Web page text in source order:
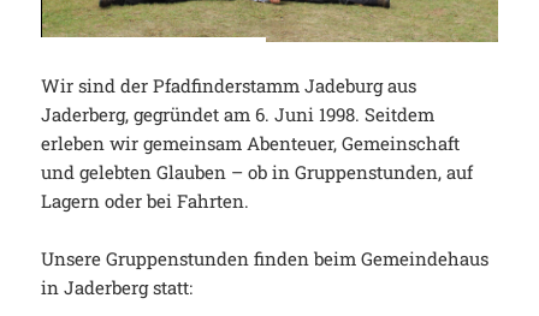
Wir sind der Pfadfinderstamm Jadeburg aus
Jaderberg, gegründet am 6. Juni 1998. Seitdem
erleben wir gemeinsam Abenteuer, Gemeinschaft
und gelebten Glauben – ob in Gruppenstunden, auf
Lagern oder bei Fahrten.
Unsere Gruppenstunden finden beim Gemeindehaus
in Jaderberg statt: